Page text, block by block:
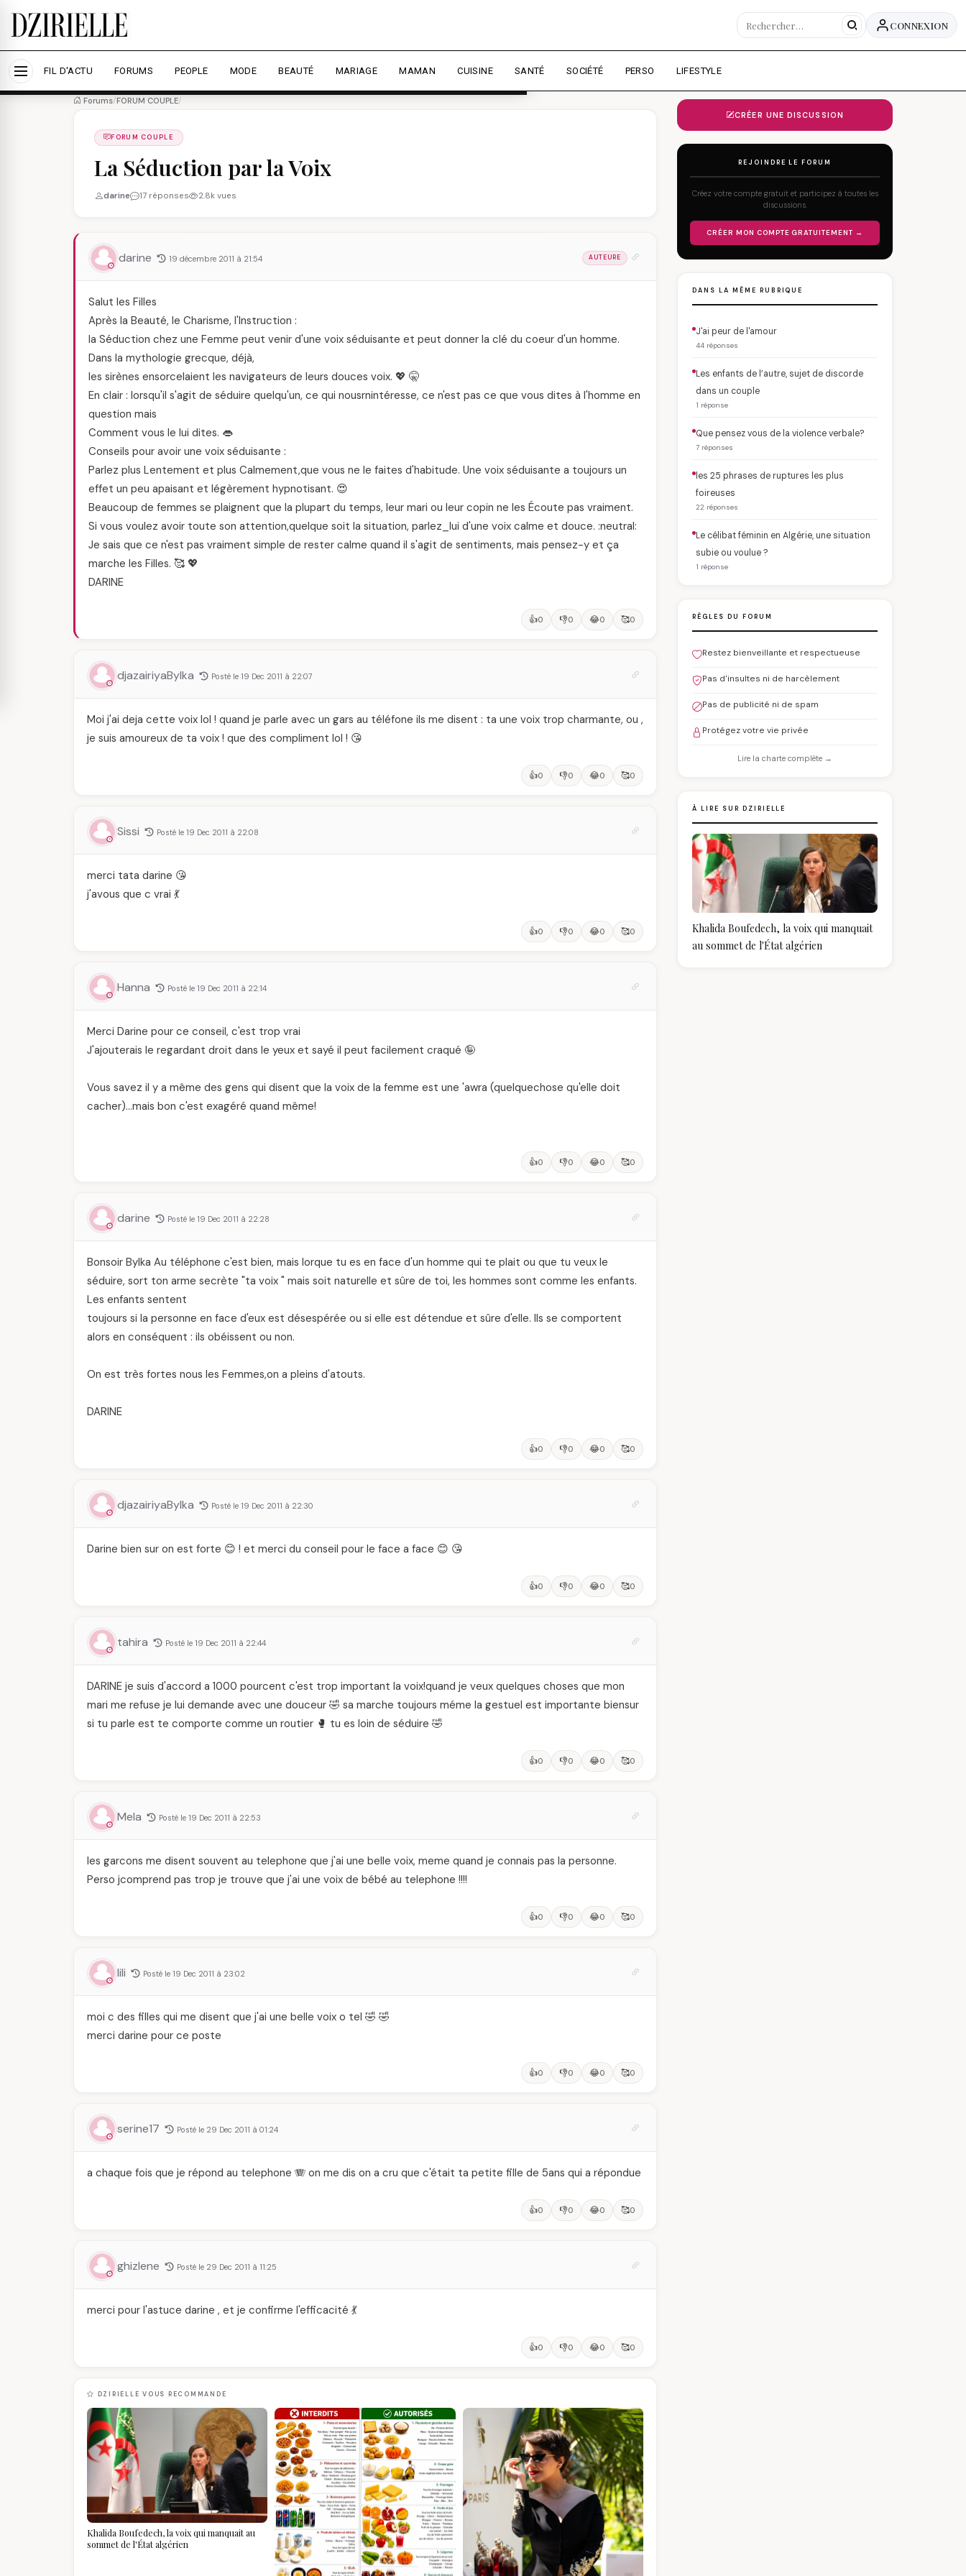
Nous utilisons des cookies pour améliorer votre expérience et mesurer l'audience.
Accepter tout Personnaliser
CONNEXION
FIL D'ACTU FORUMS PEOPLE MODE BEAUTÉ MARIAGE MAMAN CUISINE SANTÉ SOCIÉTÉ PERSO LIFESTYLE
Forums/FORUM COUPLE/
FORUM COUPLE
La Séduction par la Voix
darine 17 réponses 2.8k vues
darine 19 décembre 2011 à 21:54 AUTEURE
Salut les Filles
Après la Beauté, le Charisme, l'Instruction :
la Séduction chez une Femme peut venir d'une voix séduisante et peut donner la clé du coeur d'un homme.
Dans la mythologie grecque, déjà,
les sirènes ensorcelaient les navigateurs de leurs douces voix. 💖 🤫
En clair : lorsqu'il s'agit de séduire quelqu'un, ce qui nousrnintéresse, ce n'est pas ce que vous dites à l'homme en
question mais
Comment vous le lui dites. 👄
Conseils pour avoir une voix séduisante :
Parlez plus Lentement et plus Calmement,que vous ne le faites d'habitude. Une voix séduisante a toujours un
effet un peu apaisant et légèrement hypnotisant. 😍
Beaucoup de femmes se plaignent que la plupart du temps, leur mari ou leur copin ne les Écoute pas vraiment.
Si vous voulez avoir toute son attention,quelque soit la situation, parlez_lui d'une voix calme et douce. :neutral:
Je sais que ce n'est pas vraiment simple de rester calme quand il s'agit de sentiments, mais pensez-y et ça
marche les Filles. 🥰 💖
DARINE
👍0 👎0 😂0 🥰0
djazairiyaBylka Posté le 19 Dec 2011 à 22:07
Moi j'ai deja cette voix lol ! quand je parle avec un gars au téléfone ils me disent : ta une voix trop charmante, ou ,
je suis amoureux de ta voix ! que des compliment lol ! 😘
👍0 👎0 😂0 🥰0
Sissi Posté le 19 Dec 2011 à 22:08
merci tata darine 😘
j'avous que c vrai 💃
👍0 👎0 😂0 🥰0
Hanna Posté le 19 Dec 2011 à 22:14
Merci Darine pour ce conseil, c'est trop vrai
J'ajouterais le regardant droit dans le yeux et sayé il peut facilement craqué 🤪
Vous savez il y a même des gens qui disent que la voix de la femme est une 'awra (quelquechose qu'elle doit
cacher)…mais bon c'est exagéré quand même!
👍0 👎0 😂0 🥰0
darine Posté le 19 Dec 2011 à 22:28
Bonsoir Bylka Au téléphone c'est bien, mais lorque tu es en face d'un homme qui te plait ou que tu veux le
séduire, sort ton arme secrète "ta voix " mais soit naturelle et sûre de toi, les hommes sont comme les enfants.
Les enfants sentent
toujours si la personne en face d'eux est désespérée ou si elle est détendue et sûre d'elle. Ils se comportent
alors en conséquent : ils obéissent ou non.
On est très fortes nous les Femmes,on a pleins d'atouts.
DARINE
👍0 👎0 😂0 🥰0
djazairiyaBylka Posté le 19 Dec 2011 à 22:30
Darine bien sur on est forte 😊 ! et merci du conseil pour le face a face 😊 😘
👍0 👎0 😂0 🥰0
tahira Posté le 19 Dec 2011 à 22:44
DARINE je suis d'accord a 1000 pourcent c'est trop important la voix!quand je veux quelques choses que mon
mari me refuse je lui demande avec une douceur 🤣 sa marche toujours méme la gestuel est importante biensur
si tu parle est te comporte comme un routier 🥊 tu es loin de séduire 🤣
👍0 👎0 😂0 🥰0
Mela Posté le 19 Dec 2011 à 22:53
les garcons me disent souvent au telephone que j'ai une belle voix, meme quand je connais pas la personne.
Perso jcomprend pas trop je trouve que j'ai une voix de bébé au telephone !!!!
👍0 👎0 😂0 🥰0
lili Posté le 19 Dec 2011 à 23:02
moi c des filles qui me disent que j'ai une belle voix o tel 🤣 🤣
merci darine pour ce poste
👍0 👎0 😂0 🥰0
serine17 Posté le 29 Dec 2011 à 01:24
a chaque fois que je répond au telephone 🪗 on me dis on a cru que c'était ta petite fille de 5ans qui a répondue
👍0 👎0 😂0 🥰0
ghizlene Posté le 29 Dec 2011 à 11:25
merci pour l'astuce darine , et je confirme l'efficacité 💃
👍0 👎0 😂0 🥰0
DZIRIELLE VOUS RECOMMANDE
Khalida Boufedech, la voix qui manquait au
sommet de l'État algérien
CRÉER UNE DISCUSSION
REJOINDRE LE FORUM
Créez votre compte gratuit et participez à toutes les
discussions.
CRÉER MON COMPTE GRATUITEMENT →
DANS LA MÊME RUBRIQUE
J'ai peur de l'amour
44 réponses
Les enfants de l’autre, sujet de discorde
dans un couple
1 réponse
Que pensez vous de la violence verbale?
7 réponses
les 25 phrases de ruptures les plus
foireuses
22 réponses
Le célibat féminin en Algérie, une situation
subie ou voulue ?
1 réponse
RÈGLES DU FORUM
Restez bienveillante et respectueuse
Pas d'insultes ni de harcèlement
Pas de publicité ni de spam
Protégez votre vie privée
Lire la charte complète →
À LIRE SUR DZIRIELLE
Khalida Boufedech, la voix qui manquait
au sommet de l'État algérien